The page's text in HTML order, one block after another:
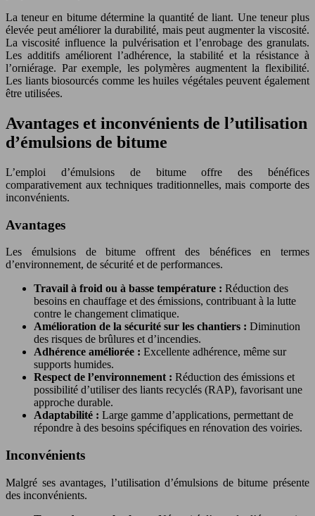
La teneur en bitume détermine la quantité de liant. Une teneur plus
élevée peut améliorer la durabilité, mais peut augmenter la viscosité.
La viscosité influence la pulvérisation et l’enrobage des granulats.
Les additifs améliorent l’adhérence, la stabilité et la résistance à
l’orniérage. Par exemple, les polymères augmentent la flexibilité.
Les liants biosourcés comme les huiles végétales peuvent également
être utilisées.
Avantages et inconvénients de l’utilisation
d’émulsions de bitume
L’emploi d’émulsions de bitume offre des bénéfices
comparativement aux techniques traditionnelles, mais comporte des
inconvénients.
Avantages
Les émulsions de bitume offrent des bénéfices en termes
d’environnement, de sécurité et de performances.
Travail à froid ou à basse température : Réduction des
besoins en chauffage et des émissions, contribuant à la lutte
contre le changement climatique.
Amélioration de la sécurité sur les chantiers : Diminution
des risques de brûlures et d’incendies.
Adhérence améliorée : Excellente adhérence, même sur
supports humides.
Respect de l’environnement : Réduction des émissions et
possibilité d’utiliser des liants recyclés (RAP), favorisant une
approche durable.
Adaptabilité : Large gamme d’applications, permettant de
répondre à des besoins spécifiques en rénovation des voiries.
Inconvénients
Malgré ses avantages, l’utilisation d’émulsions de bitume présente
des inconvénients.